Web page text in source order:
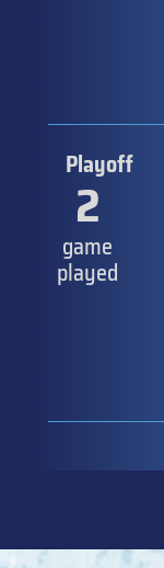
Playoff
2
game
played